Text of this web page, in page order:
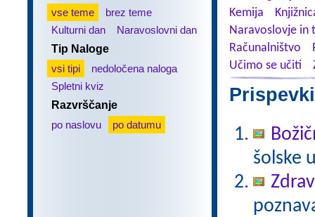
vse teme
brez teme
Kulturni dan
Naravoslovni dan
Tip Naloge
vsi tipi
nedoločena naloga
Spletni kviz
Razvrščanje
po naslovu
po datumu
Kemija
Naravoslovje in
Računalništvo
Učimo se učiti
šolske